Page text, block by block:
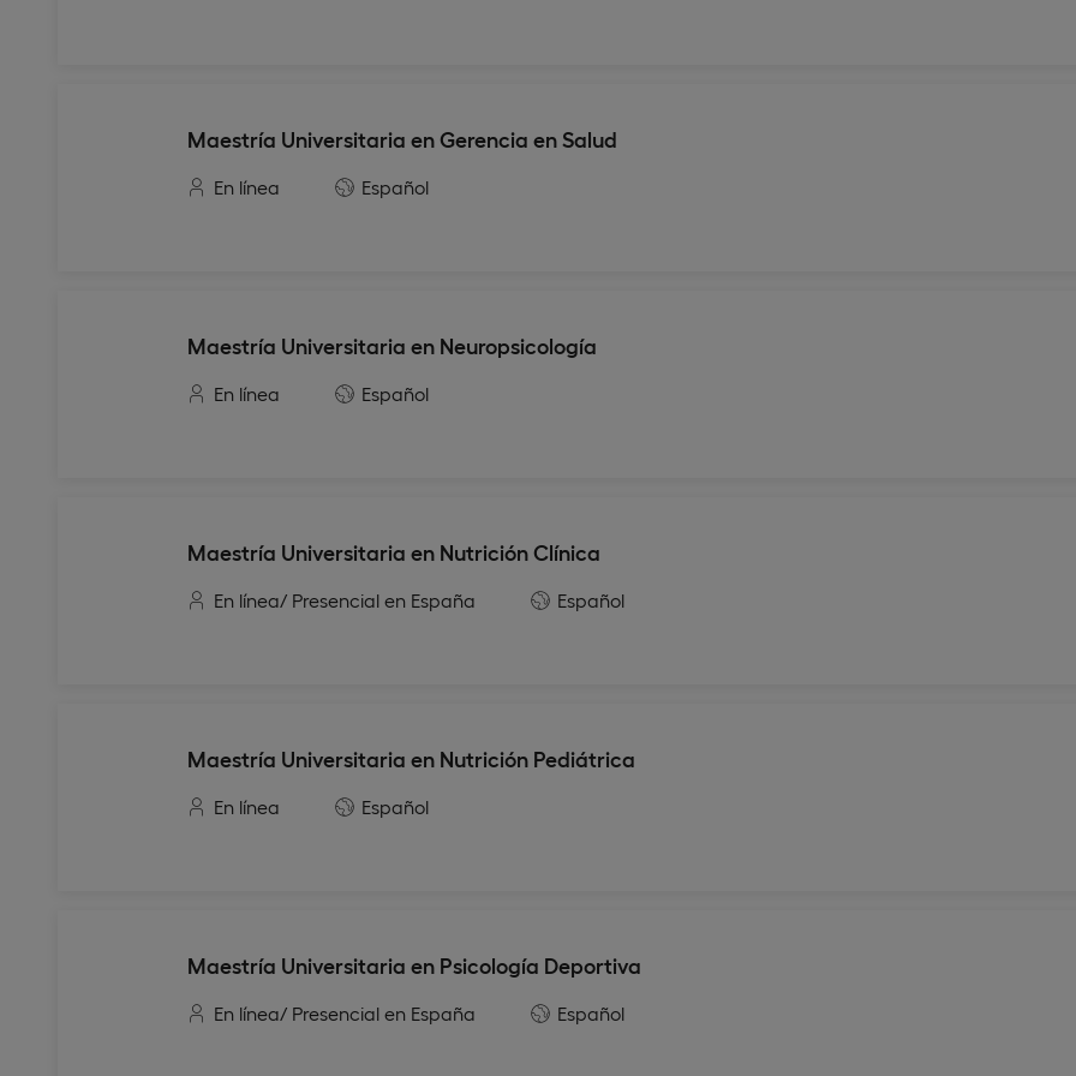
Maestría Universitaria en Gerencia en Salud
En línea Español
Maestría Universitaria en Neuropsicología
En línea Español
Maestría Universitaria en Nutrición Clínica
En línea/ Presencial en España Español
Maestría Universitaria en Nutrición Pediátrica
En línea Español
Maestría Universitaria en Psicología Deportiva
En línea/ Presencial en España Español